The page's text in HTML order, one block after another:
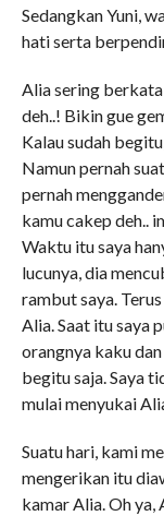
Sedangkan Yuni,
hati serta
Alia sering
deh..! Bikin gue
Kalau sudah
Namun pernah
pernah
kamu cakep deh..
Waktu itu saya
lucunya, dia
rambut saya.
Alia. Saat itu saya
orangnya kaku
begitu saja. Saya
mulai menyukai
Suatu hari, kami
mengerikan itu
kamar Alia. Oh ya,